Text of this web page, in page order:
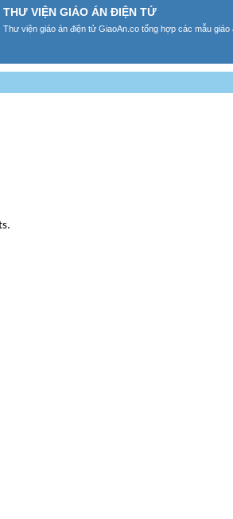
THƯ VIỆN GIÁO ÁN ĐIỆN TỬ
Thư viện giáo án điện tử GiaoAn.co tổng hợp các mẫu